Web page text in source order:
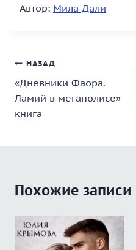
Автор: Мила Дали
Навигация
по
записям
НАЗАД
«Дневники Фаора.
Ламий в мегаполисе»
книга
Похожие записи